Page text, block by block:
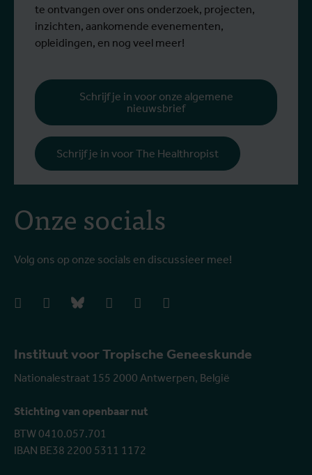
Instituut voor Tropische Geneeskunde
Nationalestraat 155 2000 Antwerpen, België
Stichting van openbaar nut
BTW 0410.057.701
IBAN BE38 2200 5311 1172
Onze socials
Volg ons op onze socials en discussieer mee!
facebookinstagrambluesky linkedIn youtube
te ontvangen over ons onderzoek, projecten,
inzichten, aankomende evenementen,
opleidingen, en nog veel meer!
Schrijf je in voor onze algemene
nieuwsbrief
Schrijf je in voor The Healthropist